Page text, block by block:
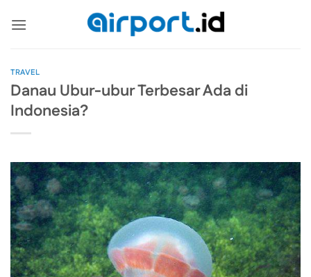
TRAVEL
Danau Ubur-ubur Terbesar Ada di
Indonesia?